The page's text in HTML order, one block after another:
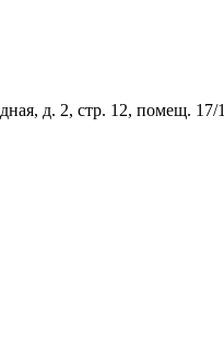
д. 2, стр. 12, помещ. 17/1